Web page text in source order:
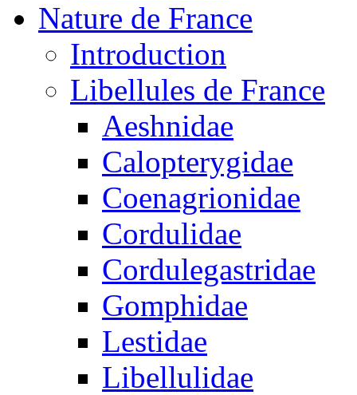
Nature de France
Introduction
Libellules de France
Aeshnidae
Calopterygidae
Coenagrionidae
Cordulidae
Cordulegastridae
Gomphidae
Lestidae
Libellulidae